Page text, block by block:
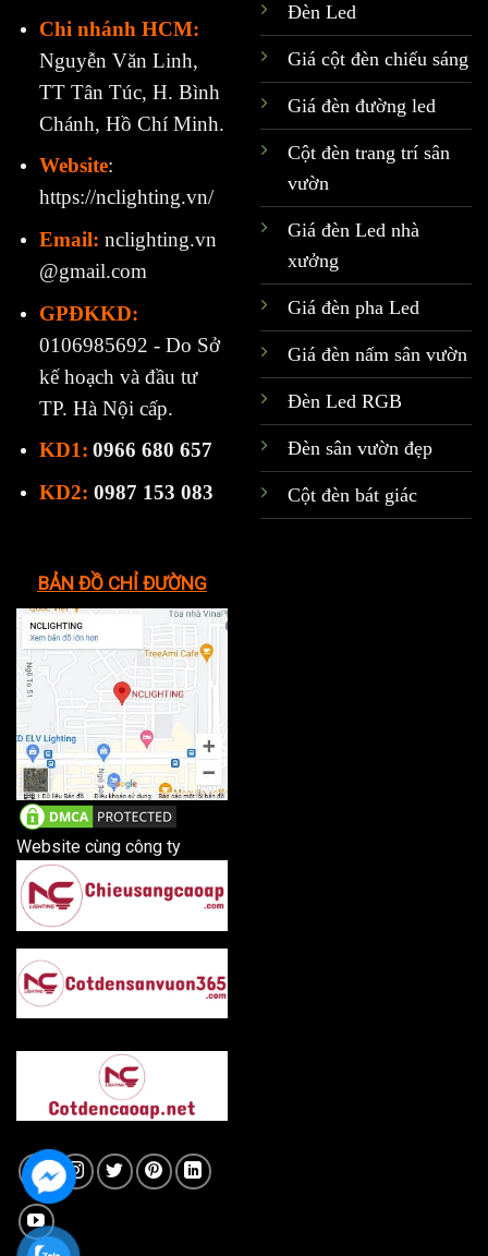
Chi nhánh HCM:
Nguyễn Văn Linh,
TT Tân Túc, H. Bình
Chánh, Hồ Chí Minh.
Website:
https://nclighting.vn/
Email: nclighting.vn
@gmail.com
GPĐKKD:
0106985692 - Do Sở
kế hoạch và đầu tư
TP. Hà Nội cấp.
KD1: 0966 680 657
KD2: 0987 153 083
Đèn Led
Giá cột đèn chiếu sáng
Giá đèn đường led
Cột đèn trang trí sân
vườn
Giá đèn Led nhà
xưởng
Giá đèn pha Led
Giá đèn nấm sân vườn
Đèn Led RGB
Đèn sân vườn đẹp
Cột đèn bát giác
BẢN ĐỒ CHỈ ĐƯỜNG
Website cùng công ty